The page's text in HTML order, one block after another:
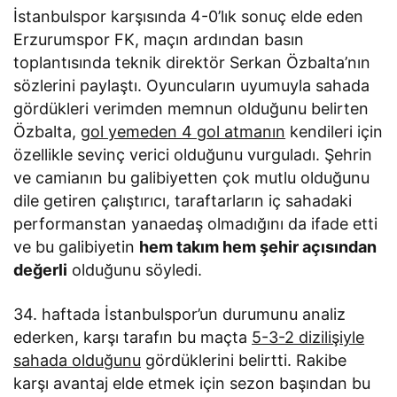
İstanbulspor karşısında 4-0’lık sonuç elde eden
Erzurumspor FK, maçın ardından basın
toplantısında teknik direktör Serkan Özbalta’nın
sözlerini paylaştı. Oyuncuların uyumuyla sahada
gördükleri verimden memnun olduğunu belirten
Özbalta, gol yemeden 4 gol atmanın kendileri için
özellikle sevinç verici olduğunu vurguladı. Şehrin
ve camianın bu galibiyetten çok mutlu olduğunu
dile getiren çalıştırıcı, taraftarların iç sahadaki
performanstan yanaedaş olmadığını da ifade etti
ve bu galibiyetin hem takım hem şehir açısından
değerli olduğunu söyledi.
34. haftada İstanbulspor’un durumunu analiz
ederken, karşı tarafın bu maçta 5-3-2 dizilişiyle
sahada olduğunu gördüklerini belirtti. Rakibe
karşı avantaj elde etmek için sezon başından bu